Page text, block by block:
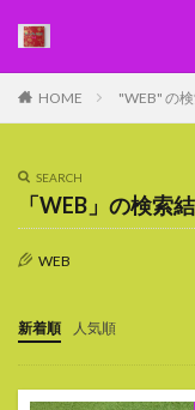
HOME "WEB" の
SEARCH
「WEB」の検索
WEB
新着順 人気順
WEB デザイン
カテゴリー